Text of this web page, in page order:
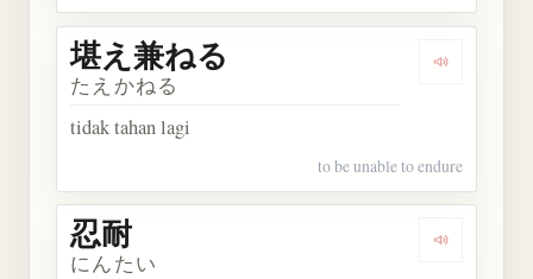
Dengarkan
堪え兼ねる
たえかねる
tidak tahan lagi
to be unable to endure
Dengarkan
忍耐
にんたい